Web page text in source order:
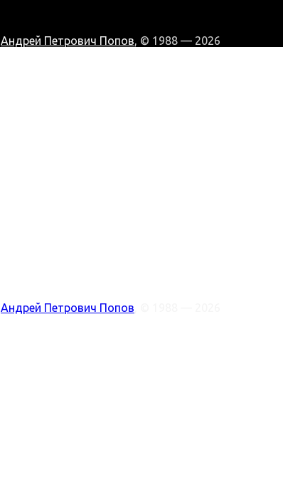
Андрей Петрович Попов, © 1988 — 2026
Андрей Петрович Попов